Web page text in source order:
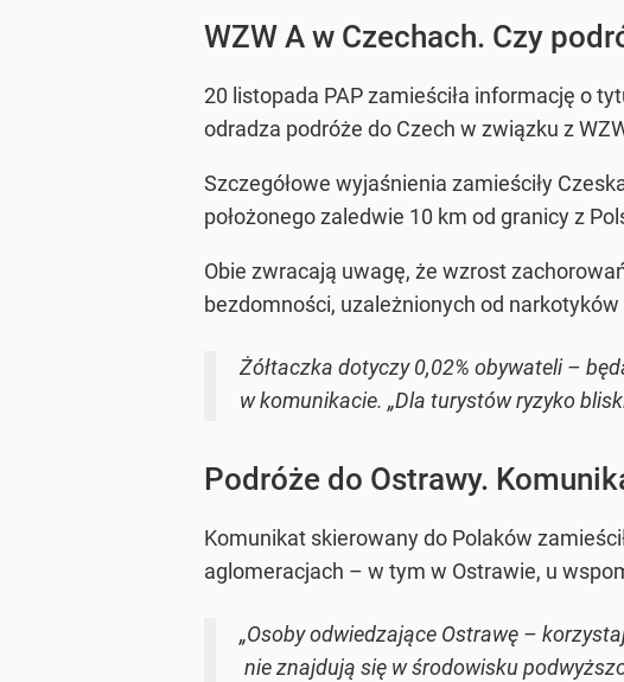
WZW A w Czechach. Czy
20 listopada PAP zamieściła informację o
odradza podróże do Czech w związku z
Szczegółowe wyjaśnienia zamieściły
położonego zaledwie 10 km od granicy z
Obie zwracają uwagę, że wzrost
bezdomności, uzależnionych od
Żółtaczka dotyczy 0,02% obywateli –
w komunikacie. „Dla turystów ryzyko
Podróże do Ostrawy.
Komunikat skierowany do Polaków
aglomeracjach – w tym w Ostrawie, u
„Osoby odwiedzające Ostrawę –
nie znajdują się w środowisku